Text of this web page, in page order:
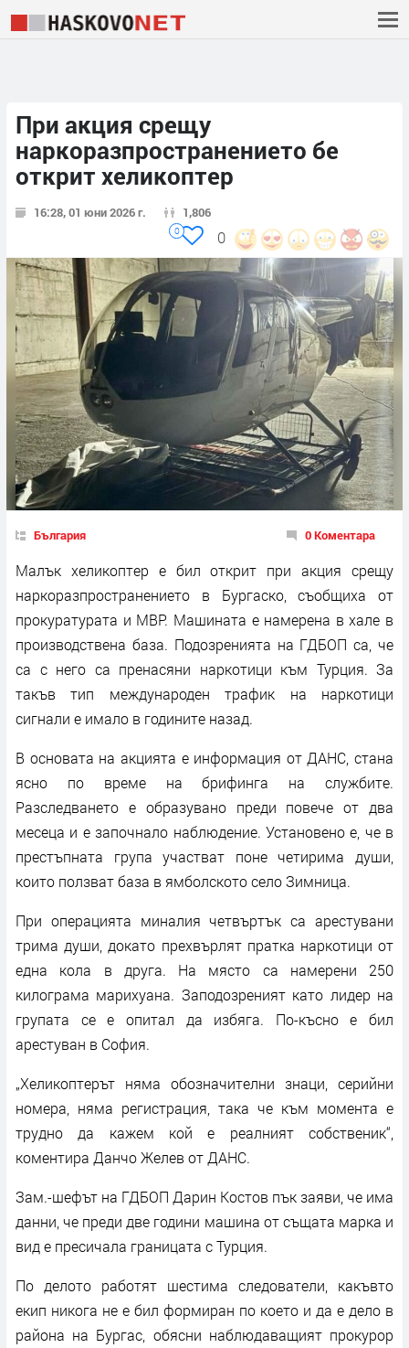
При акция срещу
наркоразпространението бе
открит хеликоптер
16:28, 01 юни 2026 г. 1,806
0
0
България 0 Коментара
Малък хеликоптер е бил открит при акция срещу
наркоразпространението в Бургаско, съобщиха от
прокуратурата и МВР. Машината е намерена в хале в
производствена база. Подозренията на ГДБОП са, че
са с него са пренасяни наркотици към Турция. За
такъв тип международен трафик на наркотици
сигнали е имало в годините назад.
В основата на акцията е информация от ДАНС, стана
ясно по време на брифинга на службите.
Разследването е образувано преди повече от два
месеца и е започнало наблюдение. Установено е, че в
престъпната група участват поне четирима души,
които ползват база в ямболското село Зимница.
При операцията миналия четвъртък са арестувани
трима души, докато прехвърлят пратка наркотици от
една кола в друга. На място са намерени 250
килограма марихуана. Заподозреният като лидер на
групата се е опитал да избяга. По-късно е бил
арестуван в София.
„Хеликоптерът няма обозначителни знаци, серийни
номера, няма регистрация, така че към момента е
трудно да кажем кой е реалният собственик“,
коментира Данчо Желев от ДАНС.
Зам.-шефът на ГДБОП Дарин Костов пък заяви, че има
данни, че преди две години машина от същата марка и
вид е пресичала границата с Турция.
По делото работят шестима следователи, какъвто
екип никога не е бил формиран по което и да е дело в
района на Бургас, обясни наблюдаващият прокурор